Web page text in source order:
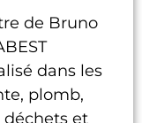
de Bruno
dans les
plomb,
et